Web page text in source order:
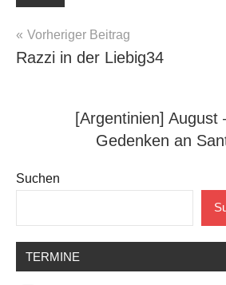
Beitragsnavigation
Vorheriger Beitrag
Razzi in der Liebig34
[Argentinien] August
Gedenken an
Suchen
TERMINE